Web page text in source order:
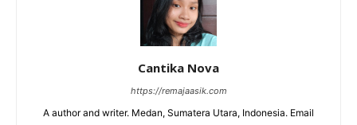
Cantika Nova
https://remajaasik.com
A author and writer. Medan, Sumatera Utara, Indonesia. Email